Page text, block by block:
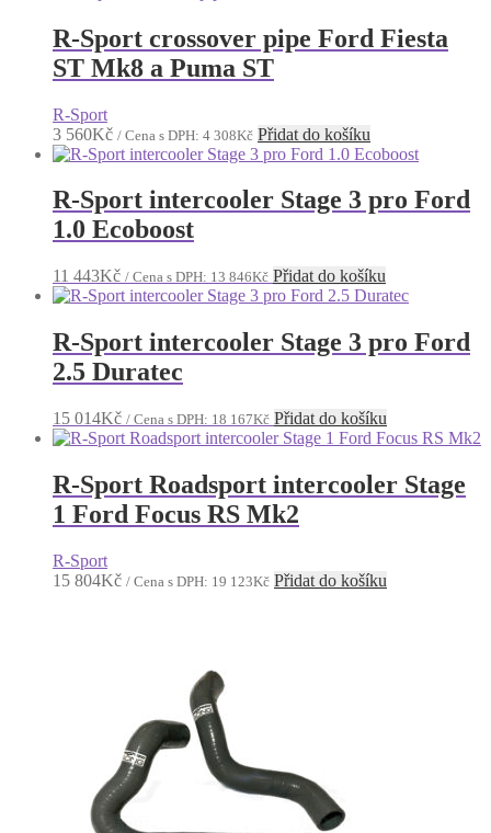
R-Sport crossover pipe Ford Fiesta
ST Mk8 a Puma ST
R-Sport
3 560Kč / Cena s DPH: 4 308Kč Přidat do košíku
R-Sport intercooler Stage 3 pro Ford
1.0 Ecoboost
11 443Kč / Cena s DPH: 13 846Kč Přidat do košíku
R-Sport intercooler Stage 3 pro Ford
2.5 Duratec
15 014Kč / Cena s DPH: 18 167Kč Přidat do košíku
R-Sport Roadsport intercooler Stage
1 Ford Focus RS Mk2
R-Sport
15 804Kč / Cena s DPH: 19 123Kč Přidat do košíku